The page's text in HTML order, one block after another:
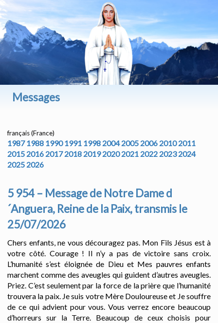
Messages
français (France)
1987 1988 1990 1991 1998 2004 2005 2006 2010 2011
2015 2016 2017 2018 2019 2020 2021 2022 2023 2024
2025 2026
5 954 – Message de Notre Dame d
´Anguera, Reine de la Paix, transmis le
25/07/2026
Chers enfants, ne vous découragez pas. Mon Fils Jésus est à
votre côté. Courage ! Il n’y a pas de victoire sans croix.
L’humanité s’est éloignée de Dieu et Mes pauvres enfants
marchent comme des aveugles qui guident d’autres aveugles.
Priez. C’est seulement par la force de la prière que l’humanité
trouvera la paix. Je suis votre Mère Douloureuse et Je souffre
de ce qui advient pour vous. Vous verrez encore beaucoup
d’horreurs sur la Terre. Beaucoup de ceux choisis pour